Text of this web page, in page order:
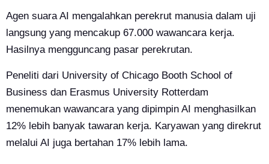
Agen suara AI mengalahkan perekrut manusia dalam uji
langsung yang mencakup 67.000 wawancara kerja.
Hasilnya mengguncang pasar perekrutan.
Peneliti dari University of Chicago Booth School of
Business dan Erasmus University Rotterdam
menemukan wawancara yang dipimpin AI menghasilkan
12% lebih banyak tawaran kerja. Karyawan yang direkrut
melalui AI juga bertahan 17% lebih lama.